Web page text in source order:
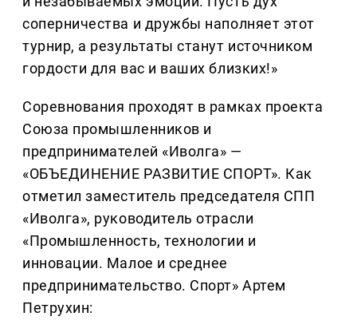
соперничества и дружбы наполняет этот
турнир, а результаты станут источником
гордости для вас и ваших близких!»
Соревнования проходят в рамках проекта
Союза промышленников и
предпринимателей «Иволга» —
«ОБЪЕДИНЕНИЕ РАЗВИТИЕ СПОРТ». Как
отметил заместитель председателя СПП
«Иволга», руководитель отрасли
«Промышленность, технологии и
инновации. Малое и среднее
предпринимательство. Спорт» Артем
Петрухин: